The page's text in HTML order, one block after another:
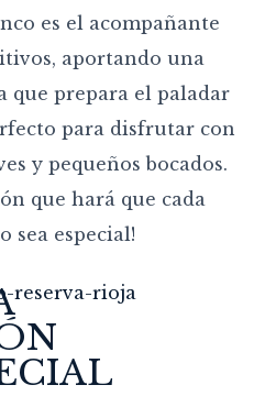
es el acompañante
aportando una
que prepara el paladar
para disfrutar con
y pequeños bocados.
que hará que cada
sea especial!